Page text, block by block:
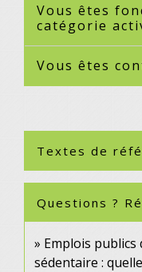
Vous êtes
catégorie
Vous êtes
Textes de
Questions ?
Emplois publics
sédentaire :